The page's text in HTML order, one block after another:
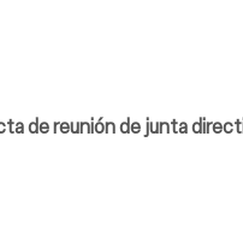
de reunión de junta